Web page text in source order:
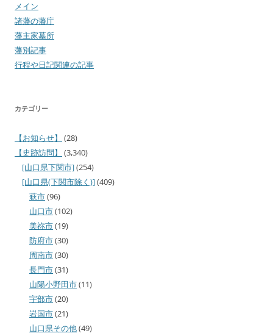
メイン
諸藩の藩庁
藩主家墓所
藩別記事
行程や日記関連の記事
カテゴリー
【お知らせ】
(28)
【史跡訪問】
(3,340)
[山口県下関市](254)
[山口県(下関市除く)](409)
萩市(96)
山口市(102)
美祢市(19)
防府市(30)
周南市(30)
長門市(31)
山陽小野田市(11)
宇部市(20)
岩国市(21)
山口県その他(49)